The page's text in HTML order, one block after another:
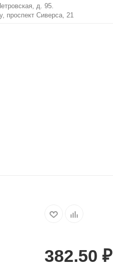
д. 95.
проспект Сиверса, 21
382.50 ₽